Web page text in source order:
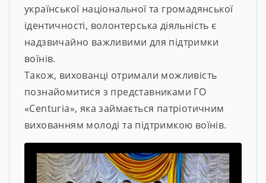
української національної та громадянської
ідентичності, волонтерська діяльність є
надзвичайно важливими для підтримки
воїнів.
Також, вихованці отримали можливість
познайомитися з представниками ГО
«Centuria», яка займається патріотичним
вихованням молоді та підтримкою воїнів.